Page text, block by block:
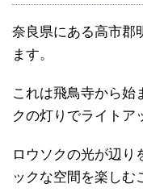
奈良県にある高市郡
ます。
これは飛鳥寺から始
クの灯りでライトア
ロウソクの光が辺り
ックな空間を楽しむ